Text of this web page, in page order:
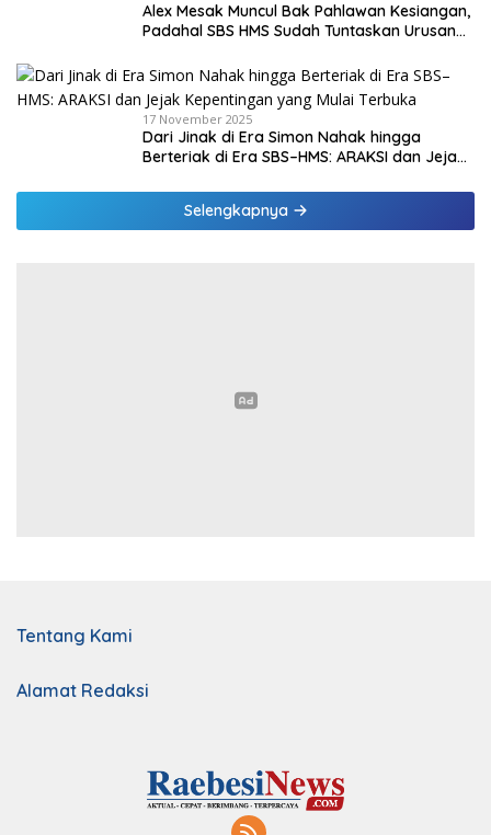
Alex Mesak Muncul Bak Pahlawan Kesiangan,
Padahal SBS HMS Sudah Tuntaskan Urusan
17 November 2025
Dari Jinak di Era Simon Nahak hingga
Berteriak di Era SBS–HMS: ARAKSI dan Jejak
Selengkapnya
Tentang Kami
Alamat Redaksi